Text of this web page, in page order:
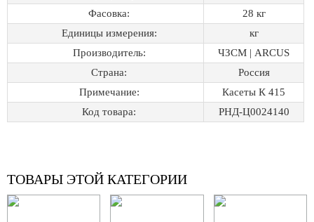
Фасовка:
28 кг
Единицы измерения:
кг
Производитель:
ЧЗСМ | ARCUS
Страна:
Россия
Примечание:
Касеты К 415
Код товара:
РНД-Ц0024140
ТОВАРЫ ЭТОЙ КАТЕГОРИИ